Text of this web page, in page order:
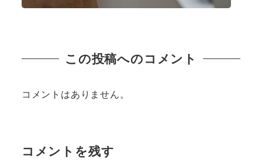
この投稿へのコメント
コメントはありません。
コメントを残す